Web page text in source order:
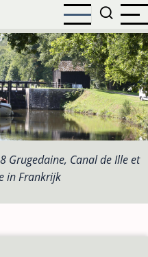
Grugedaine, Canal de Ille et
in Frankrijk